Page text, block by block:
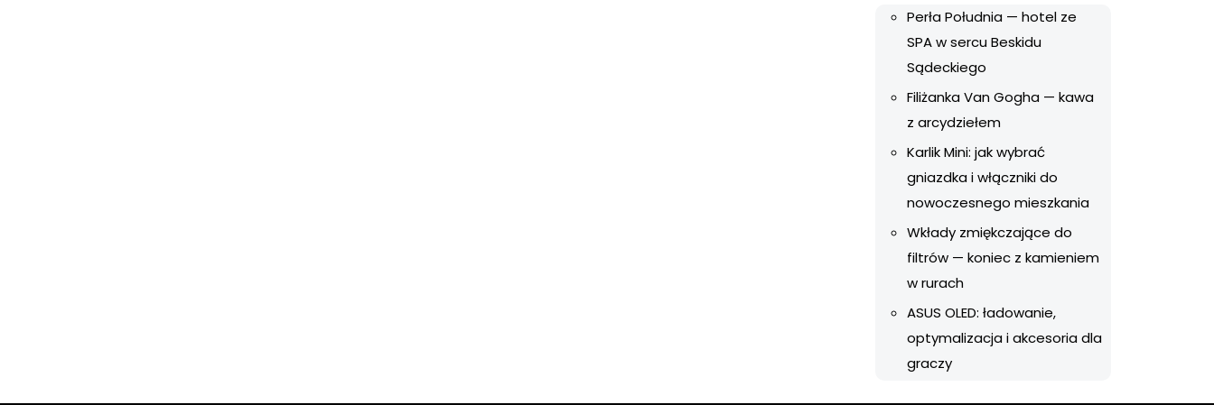
Perła Południa — hotel ze
SPA w sercu Beskidu
Sądeckiego
Filiżanka Van Gogha — kawa
z arcydziełem
Karlik Mini: jak wybrać
gniazdka i włączniki do
nowoczesnego mieszkania
Wkłady zmiękczające do
filtrów — koniec z kamieniem
w rurach
ASUS OLED: ładowanie,
optymalizacja i akcesoria dla
graczy